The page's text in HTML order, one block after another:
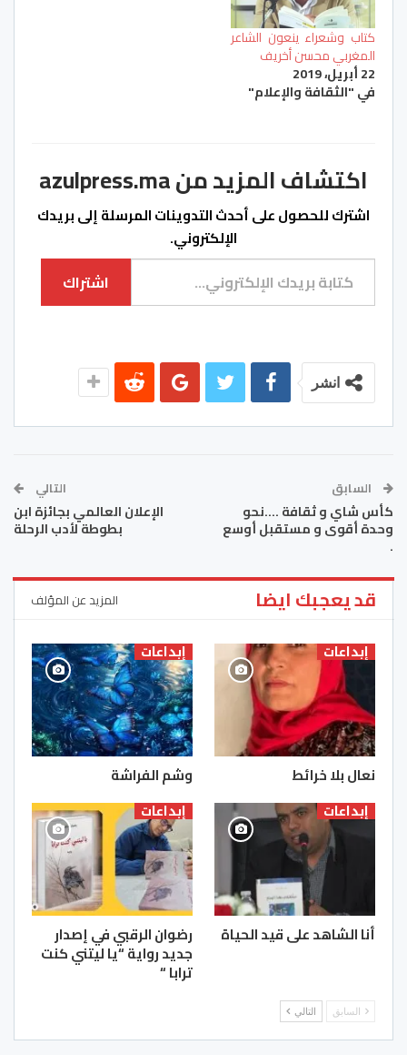
كتاب وشعراء ينعون الشاعر
المغربي محسن أخريف
22 أبريل، 2019
في "الثقافة والإعلام"
اكتشاف المزيد من azulpress.ma
اشترك للحصول على أحدث التدوينات المرسلة إلى بريدك
الإلكتروني.
كتابة بريدك الإلكتروني...
اشتراك
انشر
السابق
كأس شاي و ثقافة ….نحو
وحدة أقوى و مستقبل أوسع
.
التالي
الإعلان العالمي بجائزة ابن
بطوطة لأدب الرحلة
قد يعجبك ايضا المزيد عن المؤلف
إبداعات
نعال بلا خرائط
إبداعات
وشم الفراشة
إبداعات
أنا الشاهد على قيد الحياة
إبداعات
رضوان الرقبي في إصدار
جديد رواية “يا ليتني كنت
ترابا “
السابق التالي